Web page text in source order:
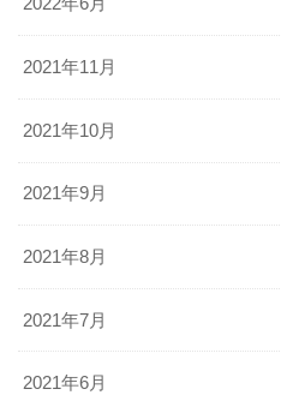
2022年6月
2021年11月
2021年10月
2021年9月
2021年8月
2021年7月
2021年6月